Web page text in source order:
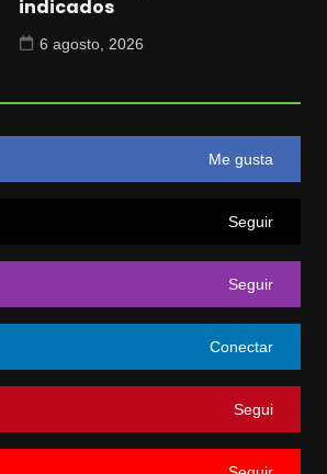
indicados
6 agosto, 2026
Me gusta
Seguir
Seguir
Conectar
Segui